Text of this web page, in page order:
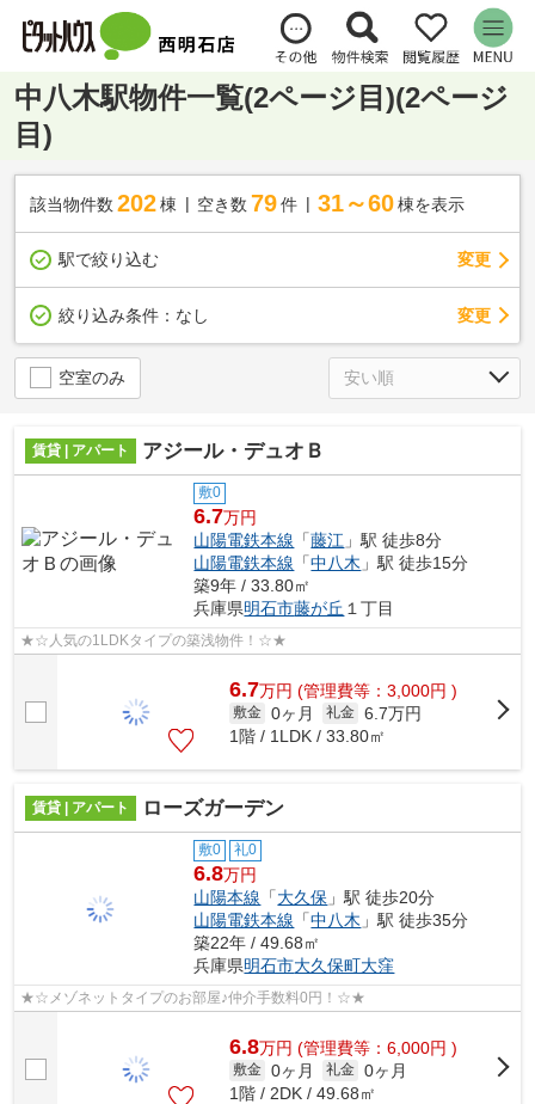
中八木駅物件一覧(2ページ目)(2ページ
目)
該当物件数 202棟 空き数 79 件 31～60 棟を表示
駅で絞り込む 変更
絞り込み条件： なし 変更
空室のみ
賃貸 | アパート アジール・デュオＢ
敷0
6.7万円
山陽電鉄本線 「藤江 」駅 徒歩8分
山陽電鉄本線 「中八木 」駅 徒歩15分
築9年 / 33.80㎡
兵庫県明石市藤が丘 １丁目
★☆人気の1LDKタイプの築浅物件！☆★
6.7万円 (管理費等：3,000円 )
敷金 0ヶ月 礼金 6.7万円
1階 / 1LDK / 33.80㎡
賃貸 | アパート ローズガーデン
敷0 礼0
6.8万円
山陽本線 「大久保 」駅 徒歩20分
山陽電鉄本線 「中八木 」駅 徒歩35分
築22年 / 49.68㎡
兵庫県明石市大久保町大窪
★☆メゾネットタイプのお部屋♪仲介手数料0円！☆★
6.8万円 (管理費等：6,000円 )
敷金 0ヶ月 礼金 0ヶ月
1階 / 2DK / 49.68㎡